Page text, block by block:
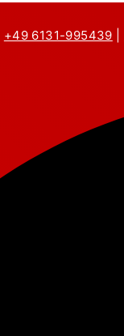
+49 6131-995439